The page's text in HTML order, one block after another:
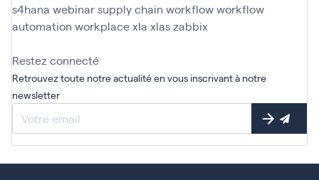
s4hana webinar supply chain workflowworkflow
automation workplacexla xlaszabbix
Restez connecté
Retrouvez toute notre actualité en vous inscrivant à notre
newsletter